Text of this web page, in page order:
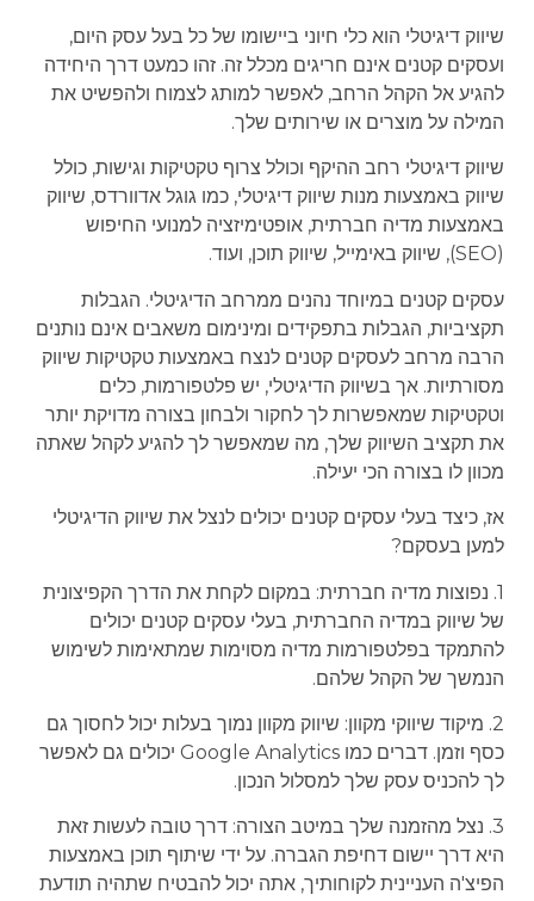
שיווק דיגיטלי הוא כלי חיוני ביישומו של כל בעל עסק היום,
ועסקים קטנים אינם חריגים מכלל זה. זהו כמעט דרך היחידה
להגיע אל הקהל הרחב, לאפשר למותג לצמוח ולהפשיט את
המילה על מוצרים או שירותים שלך.
שיווק דיגיטלי רחב ההיקף וכולל צרוף טקטיקות וגישות, כולל
שיווק באמצעות מנות שיווק דיגיטלי, כמו גוגל אדוורדס, שיווק
באמצעות מדיה חברתית, אופטימיזציה למנועי החיפוש
(SEO), שיווק באימייל, שיווק תוכן, ועוד.
עסקים קטנים במיוחד נהנים ממרחב הדיגיטלי. הגבלות
תקציביות, הגבלות בתפקידים ומינימום משאבים אינם נותנים
הרבה מרחב לעסקים קטנים לנצח באמצעות טקטיקות שיווק
מסורתיות. אך בשיווק הדיגיטלי, יש פלטפורמות, כלים
וטקטיקות שמאפשרות לך לחקור ולבחון בצורה מדויקת יותר
את תקציב השיווק שלך, מה שמאפשר לך להגיע לקהל שאתה
מכוון לו בצורה הכי יעילה.
אז, כיצד בעלי עסקים קטנים יכולים לנצל את שיווק הדיגיטלי
למען בעסקם?
1. נפוצות מדיה חברתית: במקום לקחת את הדרך הקפיצונית
של שיווק במדיה החברתית, בעלי עסקים קטנים יכולים
להתמקד בפלטפורמות מדיה מסוימות שמתאימות לשימוש
הנמשך של הקהל שלהם.
2. מיקוד שיווקי מקוון: שיווק מקוון נמוך בעלות יכול לחסוך גם
כסף וזמן. דברים כמו Google Analytics יכולים גם לאפשר
לך להכניס עסק שלך למסלול הנכון.
3. נצל מהזמנה שלך במיטב הצורה: דרך טובה לעשות זאת
היא דרך יישום דחיפת הגברה. על ידי שיתוף תוכן באמצעות
הפיצ'ה העניינית לקוחותיך, אתה יכול להבטיח שתהיה תודעת